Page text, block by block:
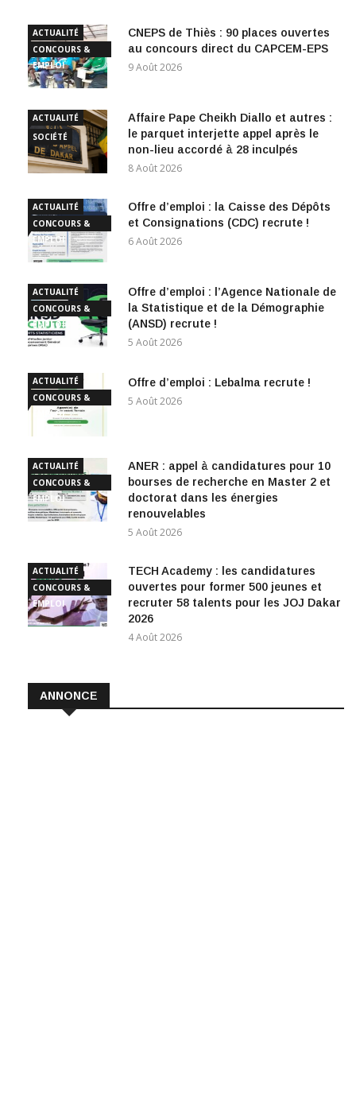
ACTUALITÉ
CONCOURS &
EMPLOI
CNEPS de Thiès : 90 places ouvertes
au concours direct du CAPCEM-EPS
9 Août 2026
ACTUALITÉ
SOCIÉTÉ
Affaire Pape Cheikh Diallo et autres :
le parquet interjette appel après le
non-lieu accordé à 28 inculpés
8 Août 2026
ACTUALITÉ
CONCOURS &
EMPLOI
Offre d’emploi : la Caisse des Dépôts
et Consignations (CDC) recrute !
6 Août 2026
ACTUALITÉ
CONCOURS &
EMPLOI
Offre d’emploi : l’Agence Nationale de
la Statistique et de la Démographie
(ANSD) recrute !
5 Août 2026
ACTUALITÉ
CONCOURS &
EMPLOI
Offre d’emploi : Lebalma recrute !
5 Août 2026
ACTUALITÉ
CONCOURS &
EMPLOI
ANER : appel à candidatures pour 10
bourses de recherche en Master 2 et
doctorat dans les énergies
renouvelables
5 Août 2026
ACTUALITÉ
CONCOURS &
EMPLOI
TECH Academy : les candidatures
ouvertes pour former 500 jeunes et
recruter 58 talents pour les JOJ Dakar
2026
4 Août 2026
ANNONCE